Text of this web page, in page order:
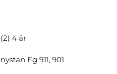
4 år
Fg 911, 901